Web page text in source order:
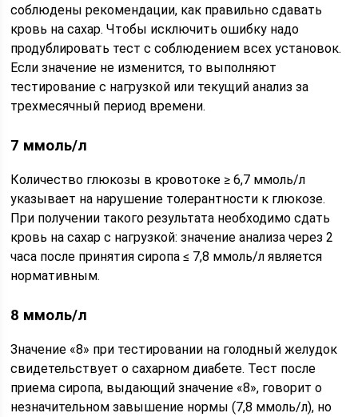
соблюдены рекомендации, как правильно сдавать
кровь на сахар. Чтобы исключить ошибку надо
продублировать тест с соблюдением всех установок.
Если значение не изменится, то выполняют
тестирование с нагрузкой или текущий анализ за
трехмесячный период времени.
7 ммоль/л
Количество глюкозы в кровотоке ≥ 6,7 ммоль/л
указывает на нарушение толерантности к глюкозе.
При получении такого результата необходимо сдать
кровь на сахар с нагрузкой: значение анализа через 2
часа после принятия сиропа ≤ 7,8 ммоль/л является
нормативным.
8 ммоль/л
Значение «8» при тестировании на голодный желудок
свидетельствует о сахарном диабете. Тест после
приема сиропа, выдающий значение «8», говорит о
незначительном завышение нормы (7,8 ммоль/л), но